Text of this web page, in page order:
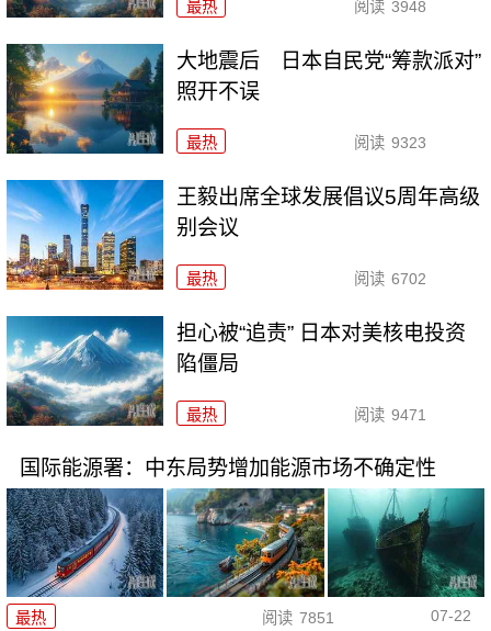
最热 阅读 3948
大地震后 日本自民党“筹款派对”
照开不误
最热 阅读 9323
王毅出席全球发展倡议5周年高级
别会议
最热 阅读 6702
担心被“追责” 日本对美核电投资
陷僵局
最热 阅读 9471
国际能源署：中东局势增加能源市场不确定性
最热 阅读 7851 07-22